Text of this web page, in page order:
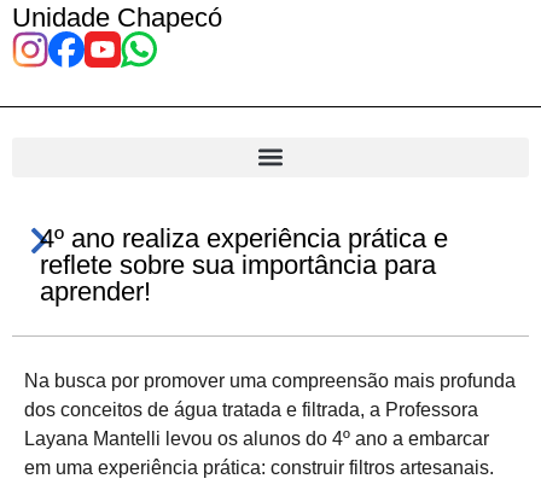
Unidade Chapecó
4º ano realiza experiência prática e
reflete sobre sua importância para
aprender!
Na busca por promover uma compreensão mais profunda
dos conceitos de água tratada e filtrada, a Professora
Layana Mantelli levou os alunos do 4º ano a embarcar
em uma experiência prática: construir filtros artesanais.